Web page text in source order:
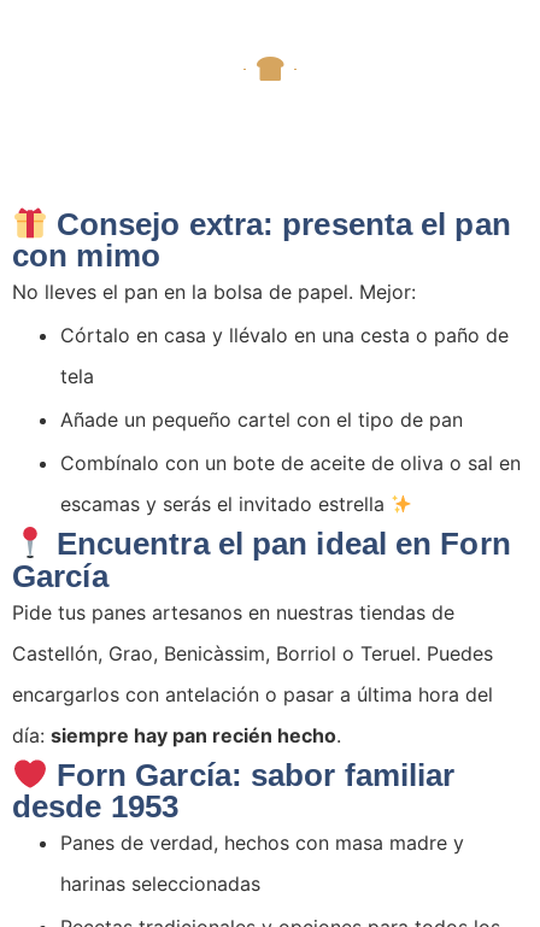
Consejo extra: presenta el pan
con mimo
No lleves el pan en la bolsa de papel. Mejor:
Córtalo en casa y llévalo en una cesta o paño de
tela
Añade un pequeño cartel con el tipo de pan
Combínalo con un bote de aceite de oliva o sal en
escamas y serás el invitado estrella
Encuentra el pan ideal en Forn
García
Pide tus panes artesanos en nuestras tiendas de
Castellón, Grao, Benicàssim, Borriol o Teruel. Puedes
encargarlos con antelación o pasar a última hora del
día: siempre hay pan recién hecho.
Forn García: sabor familiar
desde 1953
Panes de verdad, hechos con masa madre y
harinas seleccionadas